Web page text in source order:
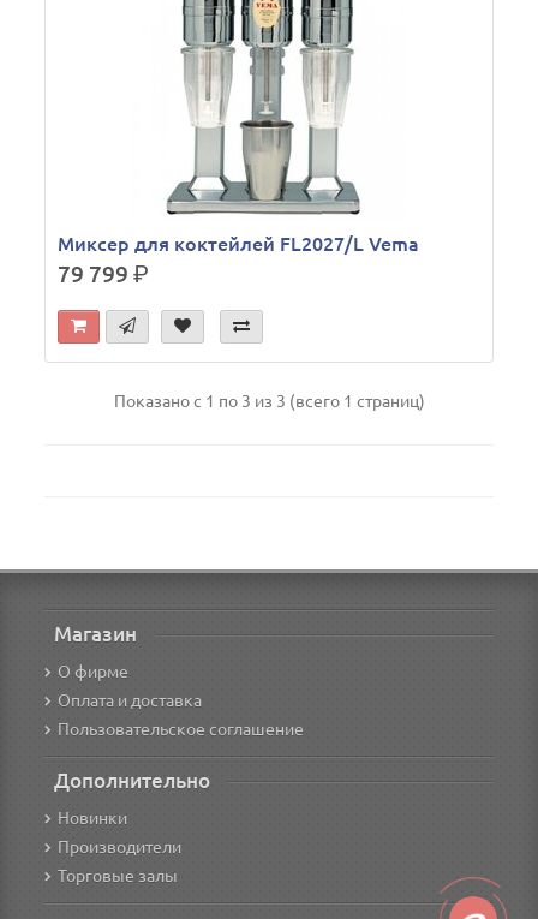
Миксер для коктейлей FL2027/L Vema
79 799р.
Показано с 1 по 3 из 3 (всего 1 страниц)
Магазин
О фирме
Оплата и доставка
Пользовательское соглашение
Дополнительно
Новинки
Производители
Торговые залы